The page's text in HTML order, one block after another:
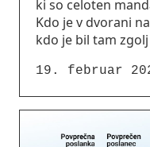
ki so celoten
Kdo je v dvorani
kdo je bil tam
19. februar